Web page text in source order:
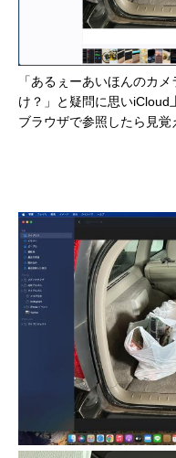
「あるぇーあいほんのカ
け？」と疑問に思いiCloud
ブラウザで参照したら見覚